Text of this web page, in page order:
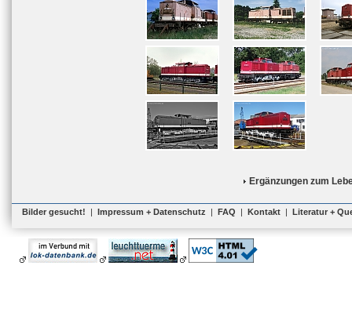
Ergänzungen zum
Bilder gesucht! | Impressum + Datenschutz | FAQ | Kontakt | Literatur +